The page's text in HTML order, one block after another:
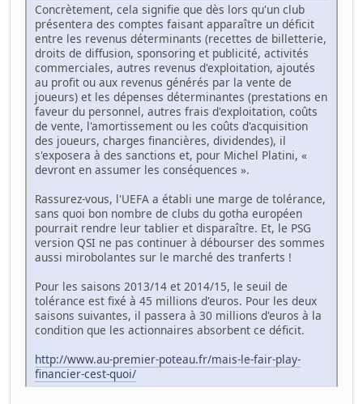
Concrètement, cela signifie que dès lors qu'un club
présentera des comptes faisant apparaître un déficit
entre les revenus déterminants (recettes de billetterie,
droits de diffusion, sponsoring et publicité, activités
commerciales, autres revenus d'exploitation, ajoutés
au profit ou aux revenus générés par la vente de
joueurs) et les dépenses déterminantes (prestations en
faveur du personnel, autres frais d'exploitation, coûts
de vente, l'amortissement ou les coûts d'acquisition
des joueurs, charges financières, dividendes), il
s'exposera à des sanctions et, pour Michel Platini, «
devront en assumer les conséquences ».
Rassurez-vous, l'UEFA a établi une marge de tolérance,
sans quoi bon nombre de clubs du gotha européen
pourrait rendre leur tablier et disparaître. Et, le PSG
version QSI ne pas continuer à débourser des sommes
aussi mirobolantes sur le marché des tranferts !
Pour les saisons 2013/14 et 2014/15, le seuil de
tolérance est fixé à 45 millions d'euros. Pour les deux
saisons suivantes, il passera à 30 millions d'euros à la
condition que les actionnaires absorbent ce déficit.
http://www.au-premier-poteau.fr/mais-le-fair-play-
financier-cest-quoi/